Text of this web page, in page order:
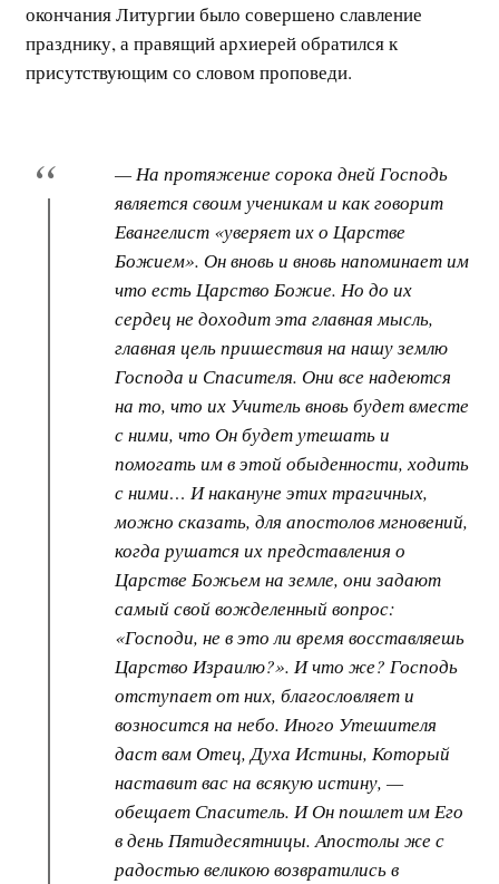
окончания Литургии было совершено славление
празднику, а правящий архиерей обратился к
присутствующим со словом проповеди.
— На протяжение сорока дней Господь
является своим ученикам и как говорит
Евангелист «уверяет их о Царстве
Божием». Он вновь и вновь напоминает им
что есть Царство Божие. Но до их
сердец не доходит эта главная мысль,
главная цель пришествия на нашу землю
Господа и Спасителя. Они все надеются
на то, что их Учитель вновь будет вместе
с ними, что Он будет утешать и
помогать им в этой обыденности, ходить
с ними… И накануне этих трагичных,
можно сказать, для апостолов мгновений,
когда рушатся их представления о
Царстве Божьем на земле, они задают
самый свой вожделенный вопрос:
«Господи, не в это ли время восставляешь
Царство Израилю?». И что же? Господь
отступает от них, благословляет и
возносится на небо. Иного Утешителя
даст вам Отец, Духа Истины, Который
наставит вас на всякую истину, —
обещает Спаситель. И Он пошлет им Его
в день Пятидесятницы. Апостолы же с
радостью великою возвратились в